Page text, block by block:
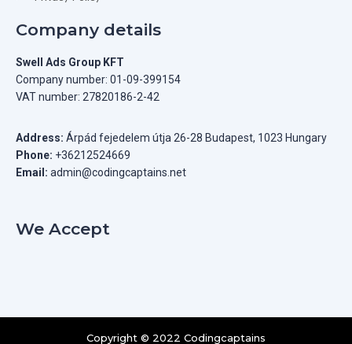
Company details
Swell Ads Group KFT
Company number: 01-09-399154
VAT number: 27820186-2-42
Address: Árpád fejedelem útja 26-28 Budapest, 1023 Hungary
Phone: +36212524669
Email: admin@codingcaptains.net
We Accept
Copyright © 2022 Codingcaptains